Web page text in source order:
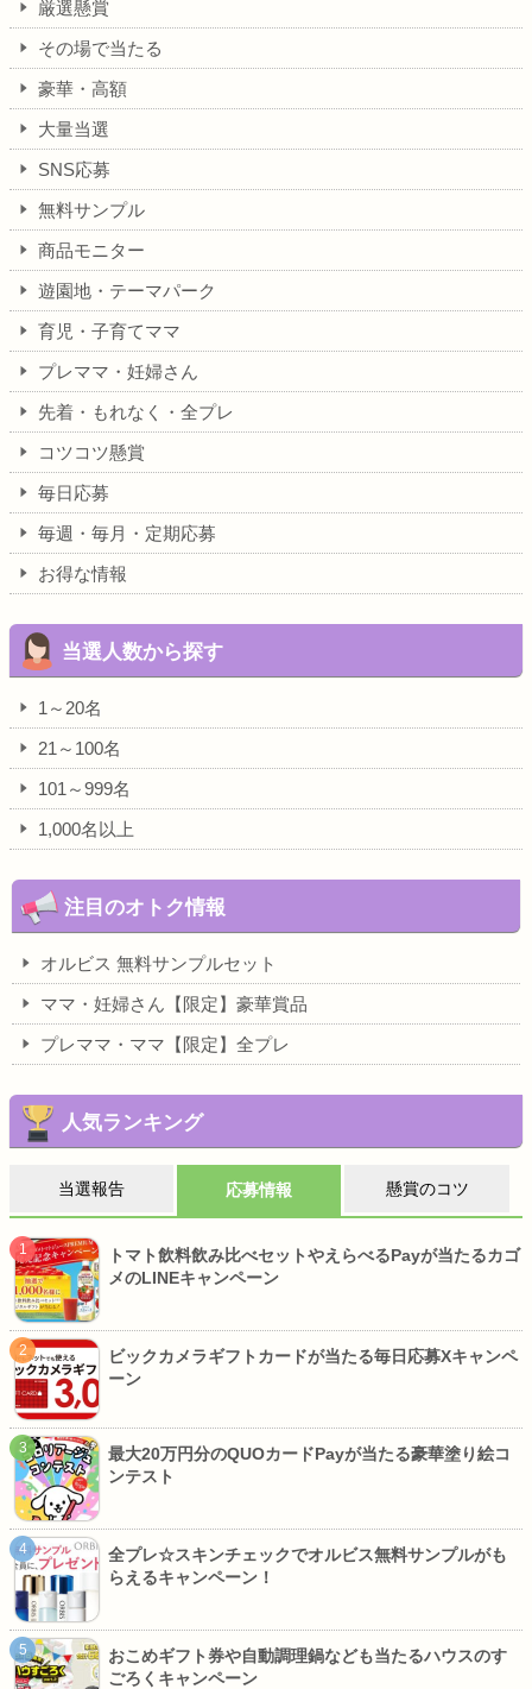
厳選懸賞
その場で当たる
豪華・高額
大量当選
SNS応募
無料サンプル
商品モニター
遊園地・テーマパーク
育児・子育てママ
プレママ・妊婦さん
先着・もれなく・全プレ
コツコツ懸賞
毎日応募
毎週・毎月・定期応募
お得な情報
当選人数から探す
1～20名
21～100名
101～999名
1,000名以上
注目のオトク情報
オルビス 無料サンプルセット
ママ・妊婦さん【限定】豪華賞品
プレママ・ママ【限定】全プレ
人気ランキング
当選報告 応募情報 懸賞のコツ
トマト飲料飲み比べセットやえらべるPayが当たるカゴ
メのLINEキャンペーン
ビックカメラギフトカードが当たる毎日応募Xキャンペ
ーン
最大20万円分のQUOカードPayが当たる豪華塗り絵コ
ンテスト
全プレ☆スキンチェックでオルビス無料サンプルがも
らえるキャンペーン！
おこめギフト券や自動調理鍋なども当たるハウスのす
ごろくキャンペーン